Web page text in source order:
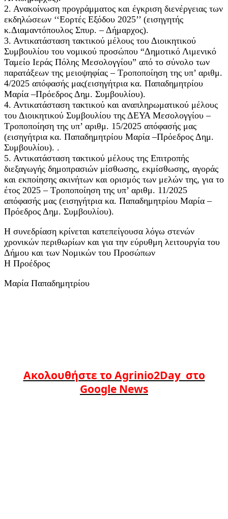
2. Ανακοίνωση προγράμματος και έγκριση διενέργειας των
εκδηλώσεων ‘‘Εορτές Εξόδου 2025’’ (εισηγητής
κ.Διαμαντόπουλος Σπυρ. – Δήμαρχος).
3. Αντικατάσταση τακτικού μέλους του Διοικητικού
Συμβουλίου του νομικού προσώπου “Δημοτικό Λιμενικό
Ταμείο Ιεράς Πόλης Μεσολογγίου” από το σύνολο των
παρατάξεων της μειοψηφίας – Τροποποίηση της υπ’ αριθμ.
4/2025 απόφασής μας(εισηγήτρια κα. Παπαδημητρίου
Μαρία –Πρόεδρος Δημ. Συμβουλίου).
4. Αντικατάσταση τακτικού και αναπληρωματικού μέλους
του Διοικητικού Συμβουλίου της ΔΕΥΑ Μεσολογγίου –
Τροποποίηση της υπ’ αριθμ. 15/2025 απόφασής μας
(εισηγήτρια κα. Παπαδημητρίου Μαρία –Πρόεδρος Δημ.
Συμβουλίου). .
5. Αντικατάσταση τακτικού μέλους της Επιτροπής
διεξαγωγής δημοπρασιών μίσθωσης, εκμίσθωσης, αγοράς
και εκποίησης ακινήτων και ορισμός των μελών της, για το
έτος 2025 – Τροποποίηση της υπ’ αριθμ. 11/2025
απόφασής μας (εισηγήτρια κα. Παπαδημητρίου Μαρία –
Πρόεδρος Δημ. Συμβουλίου).
Η συνεδρίαση κρίνεται κατεπείγουσα λόγω στενών
χρονικών περιθωρίων και για την εύρυθμη λειτουργία του
Δήμου και των Νομικών του Προσώπων
Η Προέδρος
Μαρία Παπαδημητρίου
Ακολουθήστε το Agrinio2Day στο
Google News